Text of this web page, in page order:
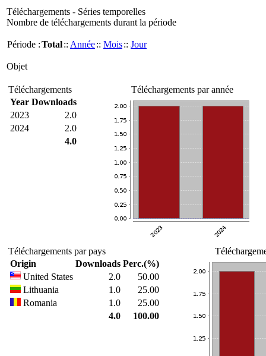
Téléchargements - Séries temporelles
Nombre de téléchargements durant la période
Période :Total:: Année:: Mois:: Jour
Objet
Téléchargements
Year Downloads
2023
2.0
2024
2.0
4.0
Téléchargements par année
Téléchargements par pays
Origin
Downloads Perc.(%)
United States
2.0
50.00
Lithuania
1.0
25.00
Romania
1.0
25.00
4.0
100.00